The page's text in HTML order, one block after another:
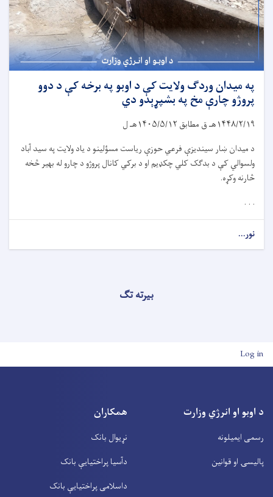
په میدان وردګ ولایت کې د اوبو په برخه کې د دوو
پروژو چارې مخ په بشپړېدو دي
۱۴۴۸/۲/۱۹هـ ق مطابق ۱۴۰۵/۵/۱۲هـ ل
د میدان ښار سیندیزې فرعي حوزې ریاست مسؤلینو د یاد ولایت په سید آباد
ولسوالي کې د بدګک کلي چکډیم او د برکي کانال پروژو د چارو له بهیر څخه
څارنه وکړه.
. . .
نور...
بیرته تګ
User account menu
Log in
د اوبو او انرژي وزارت
رسمی ایمیلونه
پالیسۍ او قوانین
همکاران
نړیوال بانک
دآسیا پراختیايې بانک
داسلامی پراختیايې بانک